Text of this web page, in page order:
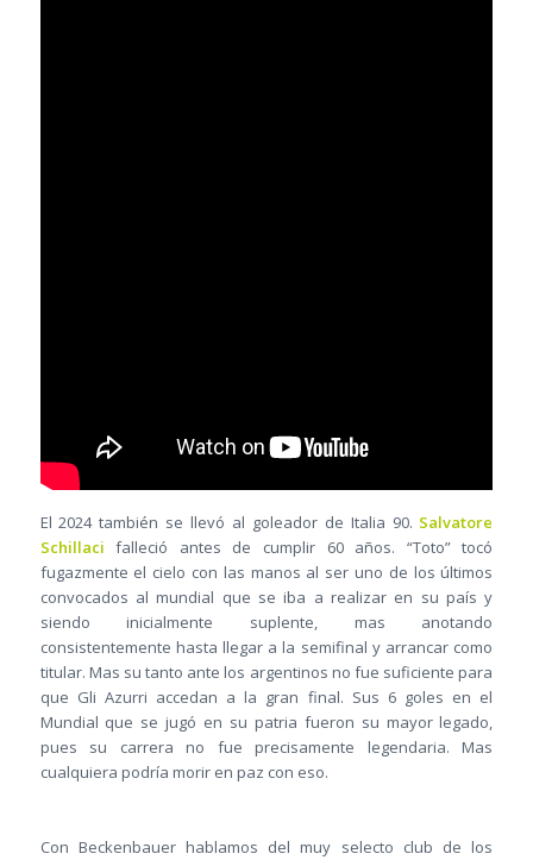
El 2024 también se llevó al goleador de Italia 90. Salvatore
Schillaci falleció antes de cumplir 60 años. “Toto” tocó
fugazmente el cielo con las manos al ser uno de los últimos
convocados al mundial que se iba a realizar en su país y
siendo inicialmente suplente, mas anotando
consistentemente hasta llegar a la semifinal y arrancar como
titular. Mas su tanto ante los argentinos no fue suficiente para
que Gli Azurri accedan a la gran final. Sus 6 goles en el
Mundial que se jugó en su patria fueron su mayor legado,
pues su carrera no fue precisamente legendaria. Mas
cualquiera podría morir en paz con eso.
Con Beckenbauer hablamos del muy selecto club de los